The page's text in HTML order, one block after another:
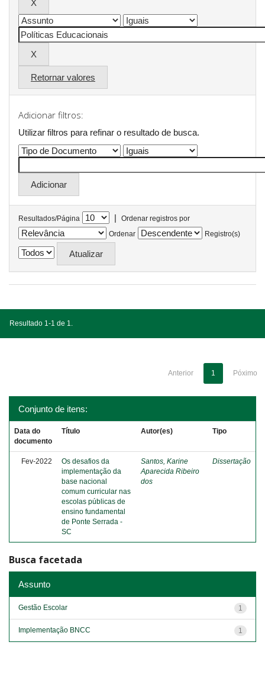
Retornar valores
Adicionar filtros:
Utilizar filtros para refinar o resultado de busca.
Resultados/Página |
Ordenar registros por
Ordenar
Registro(s)
Resultado 1-1 de 1.
Anterior 1 Póximo
Conjunto de itens:
Data do
documento
Título Autor(es) Tipo
Fev-2022
Os desafios da
implementação da
base nacional
comum curricular nas
escolas públicas de
ensino fundamental
de Ponte Serrada -
SC
Santos, Karine
Aparecida Ribeiro
dos
Dissertação
Busca facetada
Assunto
1
Gestão Escolar
1
Implementação BNCC